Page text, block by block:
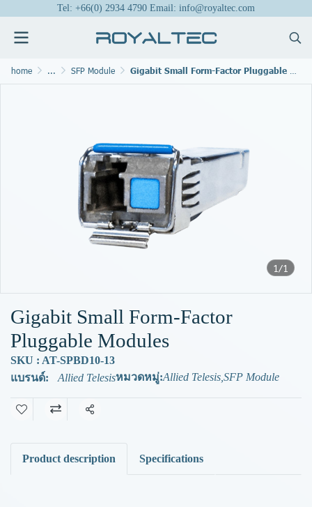
Tel: +66(0) 2934 4790 Email: info@royaltec.com
home ... SFP Module Gigabit Small Form-Factor Pluggable Modules
1/1
Gigabit Small Form-Factor
Pluggable Modules
SKU : AT-SPBD10-13
แบรนด์:
Allied Telesisหมวดหมู่:Allied Telesis SFP Module
แชร์
Product description Specifications